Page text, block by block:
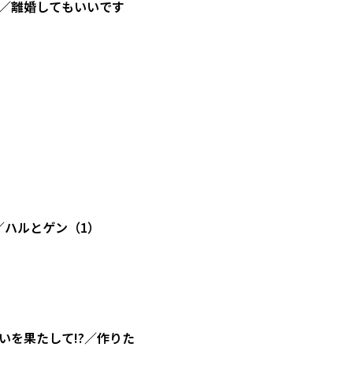
離婚してもいいです
ルとゲン（1）
を果たして!?／作りた